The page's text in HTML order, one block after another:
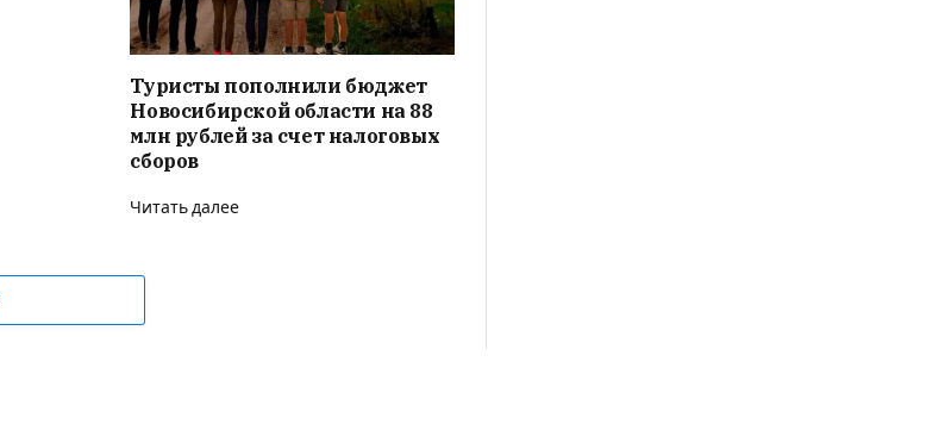
Туристы пополнили бюджет
Новосибирской области на 88
млн рублей за счет налоговых
сборов
Читать далее